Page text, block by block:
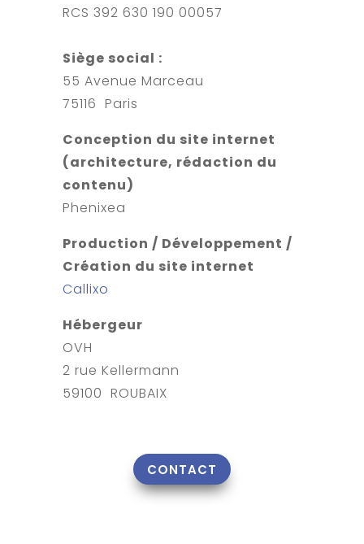
RCS 392 630 190 00057
Siège social :
55 Avenue Marceau
75116 Paris
Conception du site internet
(architecture, rédaction du
contenu)
Phenixea
Production / Développement /
Création du site internet
Callixo
Hébergeur
OVH
2 rue Kellermann
59100 ROUBAIX
CONTACT